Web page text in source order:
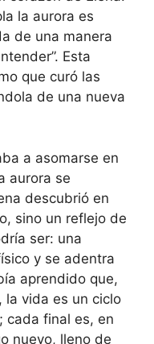
la aurora es
de una manera
Esta
que curó las
de una nueva
a asomarse en
aurora se
descubrió en
sino un reflejo de
ser: una
y se adentra
aprendido que,
la vida es un ciclo
cada final es, en
nuevo, lleno de